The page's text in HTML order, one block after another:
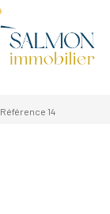
Référence 14